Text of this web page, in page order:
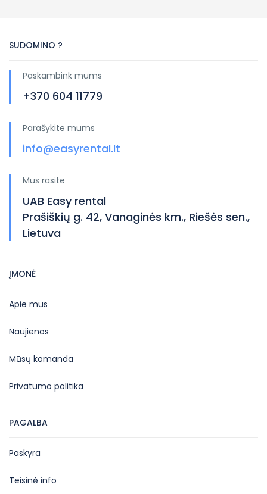
SUDOMINO ?
Paskambink mums
+370 604 11779
Parašykite mums
info@easyrental.lt
Mus rasite
UAB Easy rental
Prašiškių g. 42, Vanaginės km., Riešės sen.,
Lietuva
ĮMONĖ
Apie mus
Naujienos
Mūsų komanda
Privatumo politika
PAGALBA
Paskyra
Teisinė info